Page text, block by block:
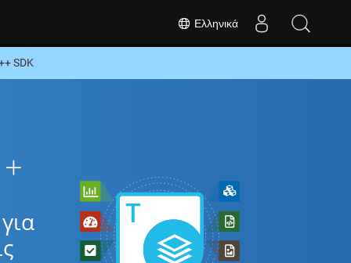
Ελληνικά
SDK